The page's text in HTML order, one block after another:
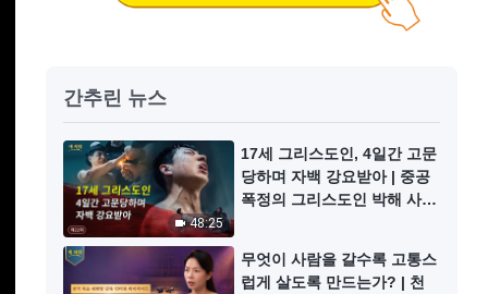
간추린 뉴스
48:25
17세 그리스도인, 4일간 고문
당하며 자백 강요받아 | 중공
폭정의 그리스도인 박해 사실
무엇이 사람을 갈수록 고통스
럽게 살도록 만드는가? | 천